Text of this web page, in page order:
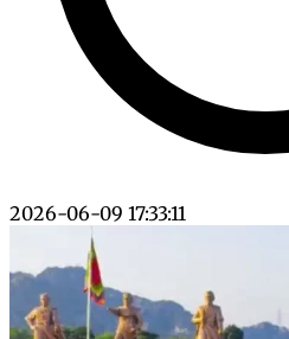
2026-06-09 17:33:11